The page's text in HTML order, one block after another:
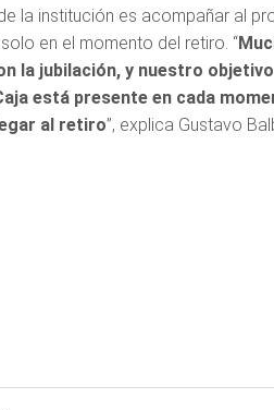
la institución es acompañar al
en el momento del retiro. “
la jubilación, y nuestro
está presente en cada
al retiro”, explica Gustavo